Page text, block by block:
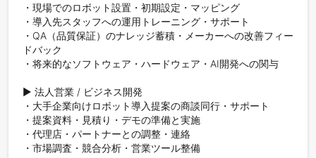
・現場でのロボット設置・初期設定・マッピング
・導入先スタッフへの運用トレーニング・サポート
・QA（品質保証）のナレッジ蓄積・メーカーへの改善フィー
ドバック
・将来的なソフトウェア・ハードウェア・AI開発への関与
▶ 法人営業 / ビジネス開発
・大手企業向けロボット導入提案の商談同行・サポート
・提案資料・見積り・デモの準備と実施
・代理店・パートナーとの調整・連絡
・市場調査・競合分析・営業ツール整備